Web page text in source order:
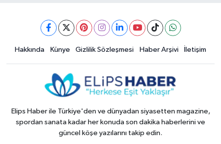
Hakkında Künye Gizlilik Sözleşmesi Haber Arşivi İletişim
Elips Haber ile Türkiye'den ve dünyadan siyasetten magazine,
spordan sanata kadar her konuda son dakika haberlerini ve
güncel köşe yazılarını takip edin.